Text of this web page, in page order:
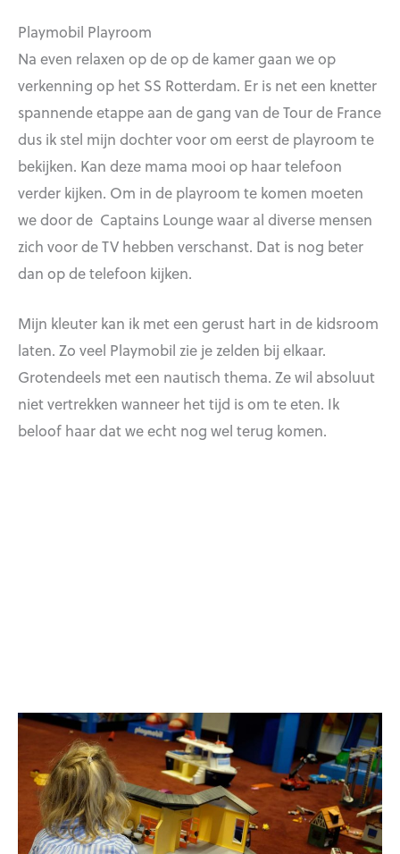
Playmobil Playroom
Na even relaxen op de op de kamer gaan we op
verkenning op het SS Rotterdam. Er is net een knetter
spannende etappe aan de gang van de Tour de France
dus ik stel mijn dochter voor om eerst de playroom te
bekijken. Kan deze mama mooi op haar telefoon
verder kijken. Om in de playroom te komen moeten
we door de Captains Lounge waar al diverse mensen
zich voor de TV hebben verschanst. Dat is nog beter
dan op de telefoon kijken.
Mijn kleuter kan ik met een gerust hart in de kidsroom
laten. Zo veel Playmobil zie je zelden bij elkaar.
Grotendeels met een nautisch thema. Ze wil absoluut
niet vertrekken wanneer het tijd is om te eten. Ik
beloof haar dat we echt nog wel terug komen.